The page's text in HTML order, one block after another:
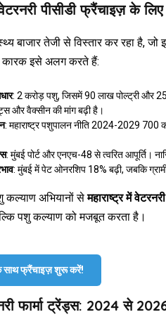
पीसीडी फ्रैंचाइज़ के लिए
बाजार तेजी से विस्तार कर रहा है, जो
कारक इसे अलग करते हैं:
: 2 करोड़ पशु, जिसमें 90 लाख पोल्ट्री और 25
और वैक्सीन की मांग बढ़ी है।
: महाराष्ट्र पशुपालन नीति 2024-2029 ₹700
: मुंबई पोर्ट और एनएच-48 से त्वरित आपूर्ति।
: मुंबई में पेट ओनरशिप 18% बढ़ी, जबकि
कल्याण अभियानों सेमहाराष्ट्र में
पशु कल्याण को मजबूत करता है।
साथ फ्रैंचाइज़ शुरू करें!
फार्मा ट्रेंड्स: 2024 से